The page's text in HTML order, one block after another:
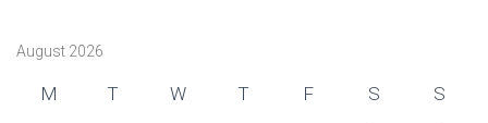
August 2026
M T W T F S S